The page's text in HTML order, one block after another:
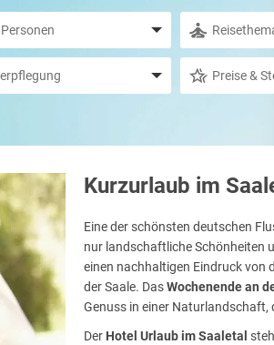
Kurzurlaub im
Eine der schönsten deutschen
nur landschaftliche Schönheiten
einen nachhaltigen Eindruck von
der Saale. DasWochenende an
Genuss in einer Naturlandschaft,
Der Hotel Urlaub im Saaletal